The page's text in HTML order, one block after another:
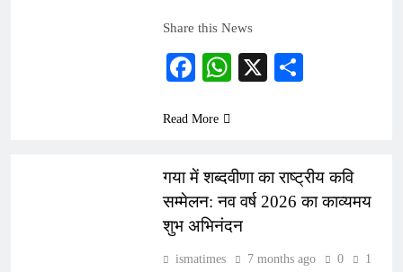
Share this News
Facebook
WhatsApp
X
Read More
गया में शब्दवीणा का राष्ट्रीय कवि
सम्मेलन: नव वर्ष 2026 का काव्यमय
शुभ अभिनंदन
ismatimes 7 months ago 0
1